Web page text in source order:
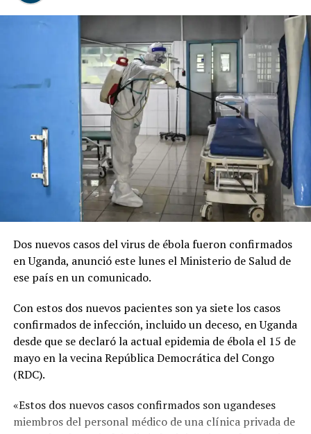
Dos nuevos casos del virus de ébola fueron confirmados
en Uganda, anunció este lunes el Ministerio de Salud de
ese país en un comunicado.
Con estos dos nuevos pacientes son ya siete los casos
confirmados de infección, incluido un deceso, en Uganda
desde que se declaró la actual epidemia de ébola el 15 de
mayo en la vecina República Democrática del Congo
(RDC).
«Estos dos nuevos casos confirmados son ugandeses
miembros del personal médico de una clínica privada de